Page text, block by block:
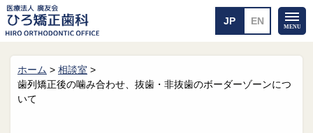
ホーム
ホーム > 相談室 >
歯列矯正後の噛み合わせ、抜歯・非抜歯のボーダーゾーンにつ
いて